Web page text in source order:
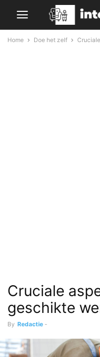
Home Doe het zelf
Cruciale
geschikte
By Redactie -